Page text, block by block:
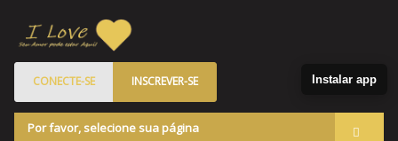
CONECTE-SE INSCREVER-SE
Por favor, selecione sua página
Instalar app